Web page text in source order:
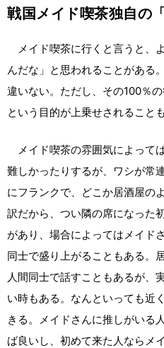
戦国メイド喫茶独自の
メイド喫茶に行くと言うと、
んだな」と思われることがある
違いない。ただし、その100％
という目的が上乗せされることも
メイド喫茶の雰囲気によって
難しかったりするが、ワシが常
にフランクで、どこか居酒屋の
訳だから、つい隣の席になった
があり、場合によってはメイド
同士で盛り上がることもある。
人間同士で話すこともあるが、
い時もある。なんといっても近
きる。メイドさんに推しがいる
ば良いし、初めて来た人ならメ